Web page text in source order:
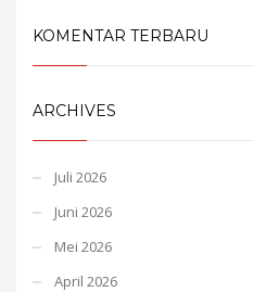
KOMENTAR TERBARU
ARCHIVES
Juli 2026
Juni 2026
Mei 2026
April 2026